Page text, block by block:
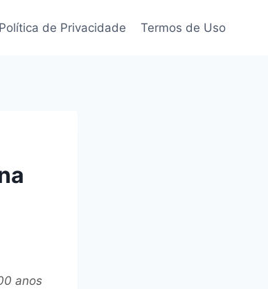
Política de Privacidade Termos de Uso
anos